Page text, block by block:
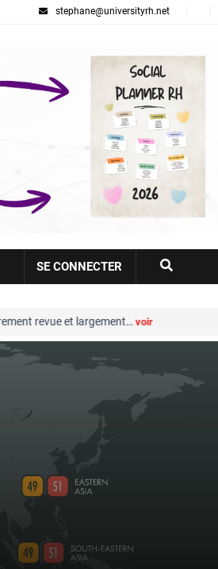
stephane@universityrh.net
Votre
compte
SE CONNECTER
et largement…voir